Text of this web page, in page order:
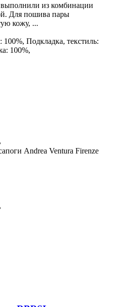
из комбинации
Для пошива пары
кожу, ...
Подкладка, текстиль:
100%,
Andrea Ventura Firenze